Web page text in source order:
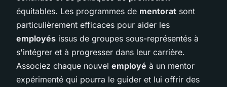
équitables. Les programmes de mentorat sont
particulièrement efficaces pour aider les
employés issus de groupes sous-représentés à
s'intégrer et à progresser dans leur carrière.
Associez chaque nouvel employé à un mentor
expérimenté qui pourra le guider et lui offrir des